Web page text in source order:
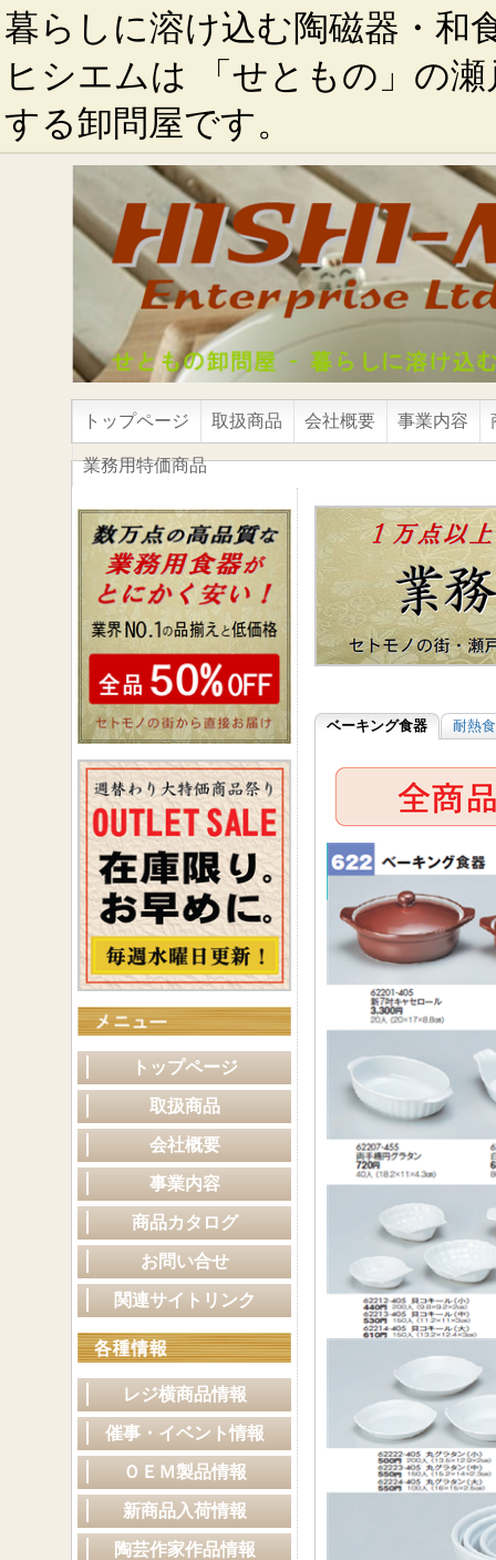
暮らしに溶け込む陶磁器・
ヒシエムは 「せともの」の
する卸問屋です。
トップページ 取扱商品 会社概要 事業内容
業務用特価商品
ベーキング食器 耐熱
トップページ
取扱商品
会社概要
事業内容
商品カタログ
お問い合せ
関連サイトリンク
レジ横商品情報
催事・イベント情報
ＯＥＭ製品情報
新商品入荷情報
陶芸作家作品情報